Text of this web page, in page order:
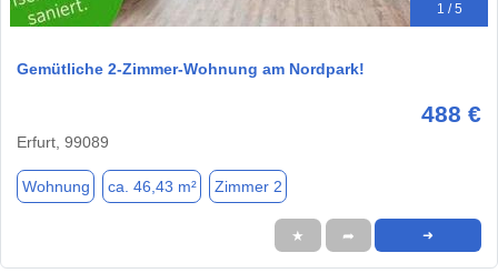
1 / 5
Gemütliche 2-Zimmer-Wohnung am Nordpark!
488 €
Erfurt, 99089
Wohnung ca. 46,43 m² Zimmer 2
★ ➦ ➜